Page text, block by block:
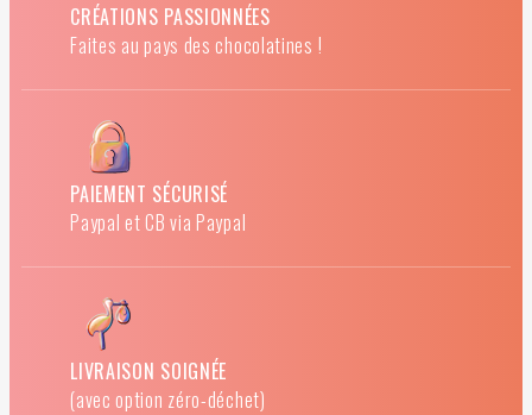
CRÉATIONS PASSIONNÉES
Faites au pays des chocolatines !
PAIEMENT SÉCURISÉ
Paypal et CB via Paypal
LIVRAISON SOIGNÉE
(avec option zéro-déchet)